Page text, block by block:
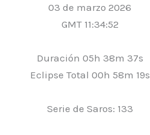
03 de marzo 2026
GMT 11:34:52
Duración 05h 38m 37s
Eclipse Total 00h 58m 19s
Serie de Saros: 133